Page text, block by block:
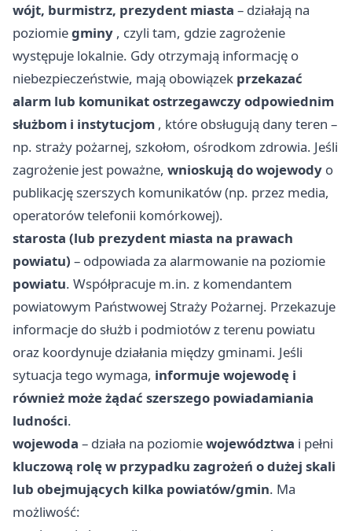
wójt, burmistrz, prezydent miasta – działają na
poziomiegminy , czyli tam, gdzie zagrożenie
występuje lokalnie. Gdy otrzymają informację o
niebezpieczeństwie, mają obowiązek przekazać
alarm lub komunikat ostrzegawczy odpowiednim
służbom i instytucjom , które obsługują dany teren –
np. straży pożarnej, szkołom, ośrodkom zdrowia. Jeśli
zagrożenie jest poważne, wnioskują do wojewody o
publikację szerszych komunikatów (np. przez media,
operatorów telefonii komórkowej).
starosta (lub prezydent miasta na prawach
powiatu) – odpowiada za alarmowanie na poziomie
powiatu. Współpracuje m.in. z komendantem
powiatowym Państwowej Straży Pożarnej. Przekazuje
informacje do służb i podmiotów z terenu powiatu
oraz koordynuje działania między gminami. Jeśli
sytuacja tego wymaga, informuje wojewodę i
również może żądać szerszego powiadamiania
ludności.
wojewoda – działa na poziomiewojewództwa i pełni
kluczową rolę w przypadku zagrożeń o dużej skali
lub obejmujących kilka powiatów/gmin. Ma
możliwość: